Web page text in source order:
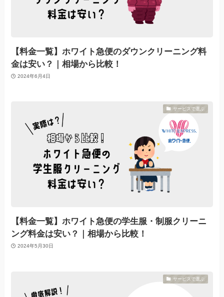
【料金一覧】ホワイト急便のダウンクリーニング料
金は安い？｜相場から比較！
2024年6月4日
サービスで選ぶ
【料金一覧】ホワイト急便の学生服・制服クリーニ
ング料金は安い？｜相場から比較！
2024年5月30日
サービスで選ぶ